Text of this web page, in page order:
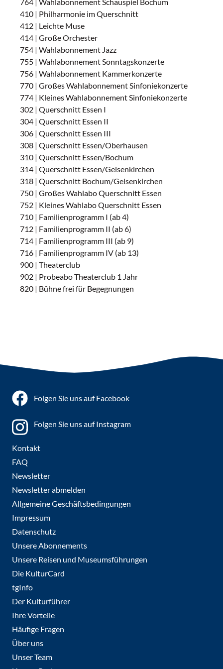
410 | Philharmonie im Querschnitt
412 | Leichte Muse
414 | Große Orchester
754 | Wahlabonnement Jazz
755 | Wahlabonnement Sonntagskonzerte
756 | Wahlabonnement Kammerkonzerte
770 | Großes Wahlabonnement Sinfoniekonzerte
774 | Kleines Wahlabonnement Sinfoniekonzerte
302 | Querschnitt Essen I
304 | Querschnitt Essen II
306 | Querschnitt Essen III
308 | Querschnitt Essen/Oberhausen
310 | Querschnitt Essen/Bochum
314 | Querschnitt Essen/Gelsenkirchen
318 | Querschnitt Bochum/Gelsenkirchen
750 | Großes Wahlabo Querschnitt Essen
752 | Kleines Wahlabo Querschnitt Essen
710 | Familienprogramm I (ab 4)
712 | Familienprogramm II (ab 6)
714 | Familienprogramm III (ab 9)
716 | Familienprogramm IV (ab 13)
900 | Theaterclub
902 | Probeabo Theaterclub 1 Jahr
820 | Bühne frei für Begegnungen
Folgen Sie uns auf Facebook
Folgen Sie uns auf Instagram
Kontakt
FAQ
Newsletter
Newsletter abmelden
Allgemeine Geschäftsbedingungen
Impressum
Datenschutz
Unsere Abonnements
Unsere Reisen und Museumsführungen
Die KulturCard
tgInfo
Der Kulturführer
Ihre Vorteile
Häufige Fragen
Über uns
Unser Team